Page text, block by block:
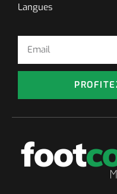
Langues